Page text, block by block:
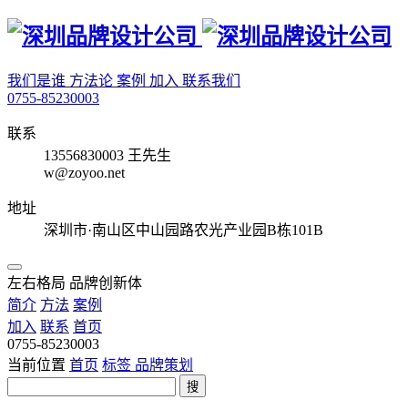
我们是谁 方法论 案例 加入 联系我们
0755-85230003
联系
13556830003 王先生
w@zoyoo.net
地址
深圳市·南山区中山园路农光产业园B栋101B
左右格局 品牌创新体
简介 方法 案例
加入 联系 首页
0755-85230003
当前位置 首页 标签 品牌策划
搜